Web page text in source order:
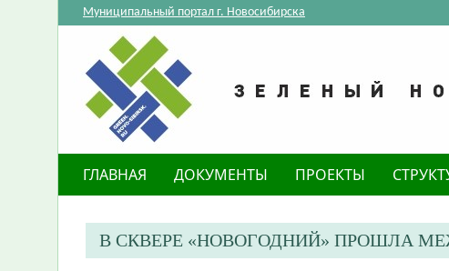
Муниципальный портал г. Новосибирска
ГЛАВНАЯ ДОКУМЕНТЫ ПРОЕКТЫ
В СКВЕРЕ «НОВОГОДНИЙ» ПРОШЛА